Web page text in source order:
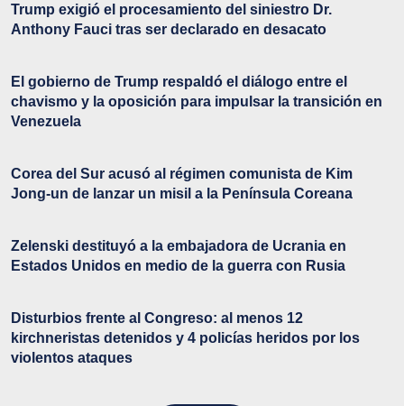
Trump exigió el procesamiento del siniestro Dr.
Anthony Fauci tras ser declarado en desacato
El gobierno de Trump respaldó el diálogo entre el
chavismo y la oposición para impulsar la transición en
Venezuela
Corea del Sur acusó al régimen comunista de Kim
Jong-un de lanzar un misil a la Península Coreana
Zelenski destituyó a la embajadora de Ucrania en
Estados Unidos en medio de la guerra con Rusia
Disturbios frente al Congreso: al menos 12
kirchneristas detenidos y 4 policías heridos por los
violentos ataques